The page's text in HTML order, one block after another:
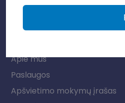
Apie mus
Paslaugos
Apšvietimo mokymų įrašas